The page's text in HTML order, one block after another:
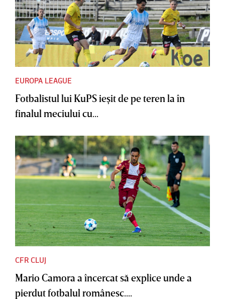
EUROPA LEAGUE
Fotbalistul lui KuPS ieşit de pe teren la în
finalul meciului cu...
CFR CLUJ
Mario Camora a încercat să explice unde a
pierdut fotbalul românesc....